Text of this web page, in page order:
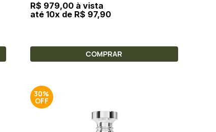
R$ 979,00 à vista
até 10x de R$ 97,90
COMPRAR
30%